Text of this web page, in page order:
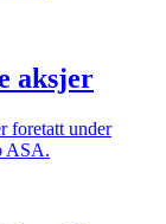
aksjer
foretatt under
ASA.